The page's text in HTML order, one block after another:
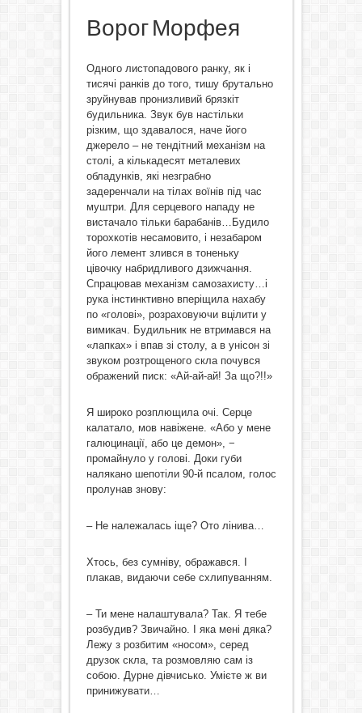
Ворог Морфея
Одного листопадового ранку, як і
тисячі ранків до того, тишу брутально
зруйнував пронизливий брязкіт
будильника. Звук був настільки
різким, що здавалося, наче його
джерело – не тендітний механізм на
столі, а кількадесят металевих
обладунків, які незграбно
задеренчали на тілах воїнів під час
муштри. Для серцевого нападу не
вистачало тільки барабанів…Будило
торохкотів несамовито, і незабаром
його лемент злився в тоненьку
цівочку набридливого дзижчання.
Спрацював механізм самозахисту…і
рука інстинктивно вперіщила нахабу
по «голові», розраховуючи вцілити у
вимикач. Будильник не втримався на
«лапках» і впав зі столу, а в унісон зі
звуком розтрощеного скла почувся
ображений писк: «Ай-ай-ай! За що?!!»
Я широко розплющила очі. Серце
калатало, мов навіжене. «Або у мене
галюцинації, або це демон», −
промайнуло у голові. Доки губи
налякано шепотіли 90-й псалом, голос
пролунав знову:
– Не належалась іще? Ото лінива…
Хтось, без сумніву, ображався. І
плакав, видаючи себе схлипуванням.
– Ти мене налаштувала? Так. Я тебе
розбудив? Звичайно. І яка мені дяка?
Лежу з розбитим «носом», серед
друзок скла, та розмовляю сам із
собою. Дурне дівчисько. Умієте ж ви
принижувати…